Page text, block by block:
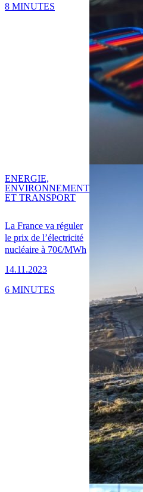
8 MINUTES
La France va réguler
le prix de l’électricité
nucléaire à 70€/MWh
14.11.2023
ENERGIE,
ENVIRONNEMENT
ET TRANSPORT
6 MINUTES